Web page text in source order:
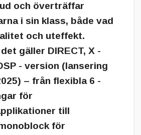
och överträffar
i sin klass, både vad
och uteffekt.
gäller DIRECT, X -
- version (lansering
– från flexibla 6 -
för
till
för